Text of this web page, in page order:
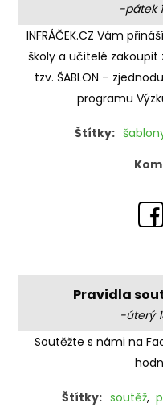
-pátek
INFRÁČEK.CZ Vám
školy a učitelé
tzv. ŠABLON –
programu
Štítky:
Pravidla
-úterý
Soutěžte s námi na
Štítky: soutěž,